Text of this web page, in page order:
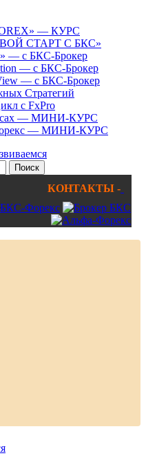
— КУРС
СТАРТ С БКС»
— с БКС-Брокер
— с БКС-Брокер
— с БКС-Брокер
Стратегий
с FxPro
— МИНИ-КУРС
— МИНИ-КУРС
КОНТАКТЫ -